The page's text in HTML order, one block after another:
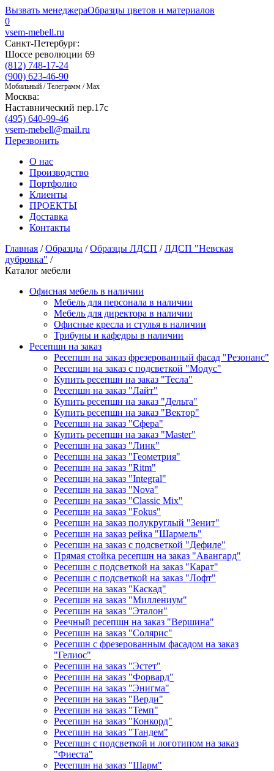
Вызвать менеджераОбразцы цветов и материалов
0
vsem-mebell.ru
Санкт-Петербург:
Шоссе революции 69
(812) 748-17-24
(900) 623-46-90
Мобильный / Телеграмм / Max
Москва:
Наставнический пер.17с
(495) 640-99-46
vsem-mebell@mail.ru
Перезвонить
О нас
Производство
Портфолио
Клиенты
ПРОЕКТЫ
Доставка
Контакты
Главная /Образцы /Образцы ЛДСП /ЛДСП "Невская
дубровка" /
Каталог мебели
Офисная мебель в наличии
Мебель для персонала в наличии
Мебель для директора в наличии
Офисные кресла и стулья в наличии
Трибуны и кафедры в наличии
Ресепшн на заказ
Ресепшн на заказ фрезерованный фасад "Резонанс"
Ресепшн на заказ с подсветкой "Модус"
Купить ресепшн на заказ "Тесла"
Ресепшн на заказ "Лайт"
Купить ресепшн на заказ "Дельта"
Купить ресепшн на заказ "Вектор"
Ресепшн на заказ "Сфера"
Купить ресепшн на заказ "Master"
Ресепшн на заказ "Линк"
Ресепшн на заказ "Геометрия"
Ресепшн на заказ "Ritm"
Ресепшн на заказ "Integral"
Ресепшн на заказ "Nova"
Ресепшн на заказ "Classic Mix"
Ресепшн на заказ "Fokus"
Ресепшн на заказ полукруглый "Зенит"
Ресепшн на заказ рейка "Шармель"
Ресепшн на заказ с подсветкой "Дефиле"
Прямая стойка ресепшн на заказ "Авангард"
Ресепшн с подсветкой на заказ "Карат"
Ресепшн с подсветкой на заказ "Лофт"
Ресепшн на заказ "Каскад"
Ресепшн на заказ "Миллениум"
Ресепшн на заказ "Эталон"
Реечный ресепшн на заказ "Вершина"
Ресепшн на заказ "Солярис"
Ресепшн с фрезерованным фасадом на заказ
"Гелиос"
Ресепшн на заказ "Эстет"
Ресепшн на заказ "Форвард"
Ресепшн на заказ "Энигма"
Ресепшн на заказ "Верди"
Ресепшн на заказ "Темп"
Ресепшн на заказ "Конкорд"
Ресепшн на заказ "Тандем"
Ресепшн с подсветкой и логотипом на заказ
"Фиеста"
Ресепшн на заказ "Шарм"